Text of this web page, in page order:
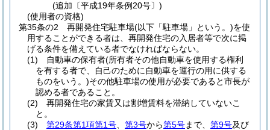
(追加〔平成19年条例20号〕)
(使用者の資格)
第35条の2
再開発住宅駐車場(以下「駐車場」という。)を使
用することができる者は、再開発住宅の入居者等で次に掲
げる条件を備えている者でなければならない。
(1)
自動車の保有者(所有者その他自動車を使用する権利
を有する者で、自己のために自動車を運行の用に供する
ものをいう。)その他駐車場の使用が必要であると市長が
認める者であること。
(2)
再開発住宅の家賃又は割増賃料を滞納していないこ
と。
(3)
第29条第1項第1号 第3号から第5号まで、 第9号及び